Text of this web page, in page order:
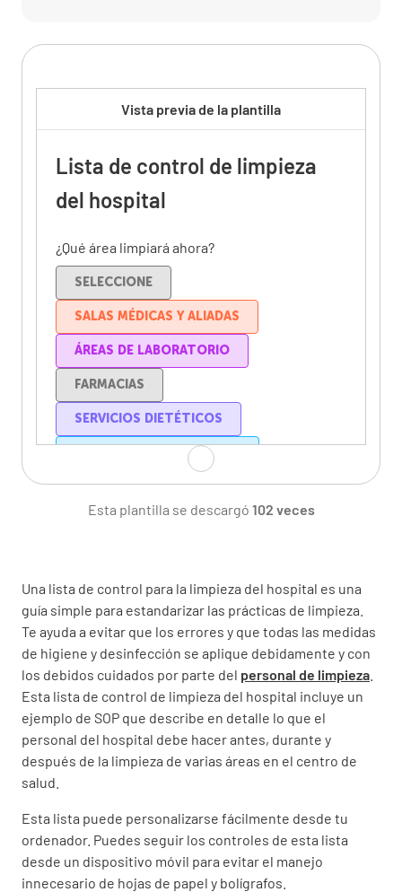
Una lista de control para la limpieza del hospital es una
guía simple para estandarizar las prácticas de limpieza.
Te ayuda a evitar que los errores y que todas las medidas
de higiene y desinfección se aplique debidamente y con
los debidos cuidados por parte del personal de limpieza
Esta lista de control de limpieza del hospital incluye un
ejemplo de SOP que describe en detalle lo que el
personal del hospital debe hacer antes, durante y
después de la limpieza de varias áreas en el centro de
salud.
Esta lista puede personalizarse fácilmente desde tu
ordenador. Puedes seguir los controles de esta lista
desde un dispositivo móvil para evitar el manejo
innecesario de hojas de papel y bolígrafos.
Vista previa de la plantilla
Lista de control de limpieza
del hospital
¿Qué área limpiará ahora?
SELECCIONE
SALAS MÉDICAS Y ALIADAS
ÁREAS DE LABORATORIO
FARMACIAS
SERVICIOS DIETÉTICOS
SERVICIOS DE LAVANDERÍA
ÁREAS DE REHABILITACIÓN
DEPARTAMENTO DE PACIENTES
Antes de la limpieza
Seleccione y tome los materiales necesarios
para la limpieza antes de comenzar a limpiar el
área.
¿Revisó los símbolos o signos de precaución
Esta plantilla se descargó 102 veces